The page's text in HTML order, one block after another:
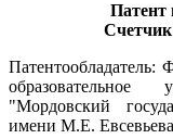
Патент
Патентообладатель:
образовательное
"Мордовский
имени М.Е.